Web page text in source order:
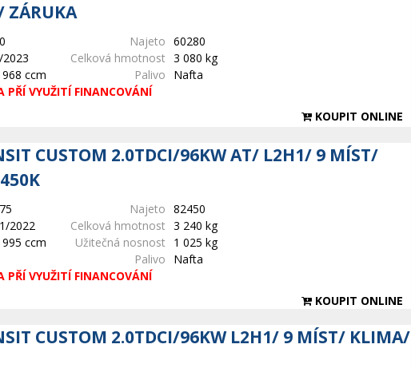
ZÁRUKA
Najeto 60280
2023 Celková hmotnost 3 080 kg
968 ccm Palivo
Nafta
PŘÍ VYUŽITÍ FINANCOVÁNÍ
KOUPIT ONLINE
CUSTOM 2.0TDCI/96KW AT/ L2H1/ 9 MÍST/
Najeto 82450
2022 Celková hmotnost 3 240 kg
995 ccm Užitečná nosnost
1 025 kg
Palivo
Nafta
PŘÍ VYUŽITÍ FINANCOVÁNÍ
KOUPIT ONLINE
CUSTOM 2.0TDCI/96KW L2H1/ 9 MÍST/ KLIMA/